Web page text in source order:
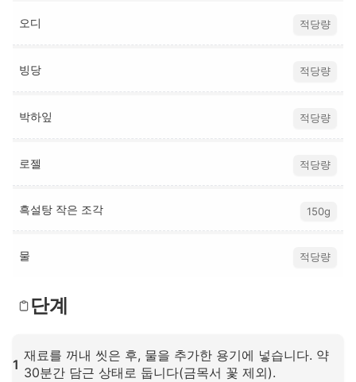
오디 적당량
빙당 적당량
박하잎 적당량
로젤 적당량
흑설탕 작은 조각 150g
물 적당량
단계
1
재료를 꺼내 씻은 후, 물을 추가한 용기에 넣습니다. 약
30분간 담근 상태로 둡니다(금목서 꽃 제외).